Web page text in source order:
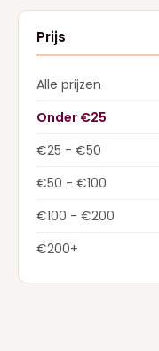
CHLOE
DIOR
Prijs
Alle prijzen
Onder €25
€25 - €50
€50 - €100
€100 - €200
€200+